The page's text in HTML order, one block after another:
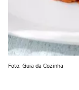
Foto: Guia da Cozinha